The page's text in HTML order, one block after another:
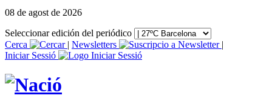
08 de agost de 2026
Seleccionar edición del periódico
Cerca
| Newsletters
|
Iniciar Sessió